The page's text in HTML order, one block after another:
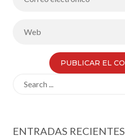
ENTRADAS RECIENTES